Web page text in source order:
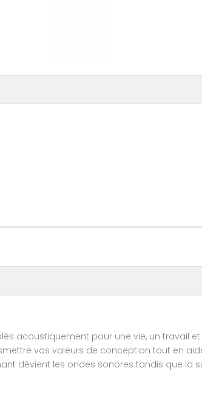
acoustiquement pour une vie, un travail et
vos valeurs de conception tout en
dévient les ondes sonores tandis que la